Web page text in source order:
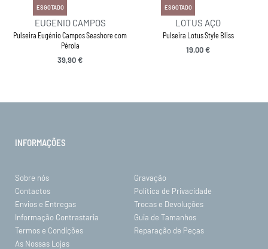
ESGOTADO
EUGENIO CAMPOS
Pulseira Eugénio Campos Seashore com
Pérola
39,90€
ESGOTADO
LOTUS AÇO
Pulseira Lotus Style Bliss
19,00€
INFORMAÇÕES
Sobre nós
Gravação
Contactos
Política de Privacidade
Envios e Entregas
Trocas e Devoluções
Informação Contrastaria
Guia de Tamanhos
Termos e Condições
Reparação de Peças
As Nossas Lojas